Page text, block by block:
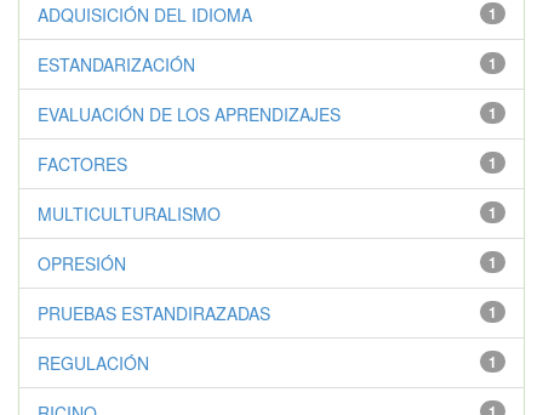
1
ADQUISICIÓN DEL IDIOMA
1
ESTANDARIZACIÓN
1
EVALUACIÓN DE LOS APRENDIZAJES
1
FACTORES
1
MULTICULTURALISMO
1
OPRESIÓN
1
PRUEBAS ESTANDIRAZADAS
1
REGULACIÓN